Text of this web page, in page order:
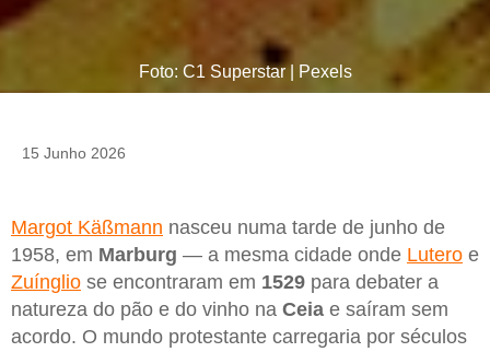
Foto: C1 Superstar | Pexels
15 Junho 2026
Margot Käßmann nasceu numa tarde de junho de
1958, em Marburg — a mesma cidade onde Lutero e
Zuínglio se encontraram em 1529 para debater a
natureza do pão e do vinho na Ceia e saíram sem
acordo. O mundo protestante carregaria por séculos